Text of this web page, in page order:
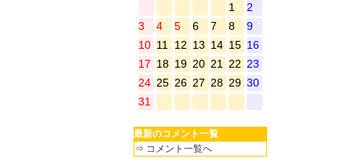
1
2
3
4 5 6 7 8
9
10 11 12 13 14 15 16
17 18 19 20 21 22 23
24 25 26 27 28 29 30
31
最新のコメント一覧
⇒ コメント一覧へ